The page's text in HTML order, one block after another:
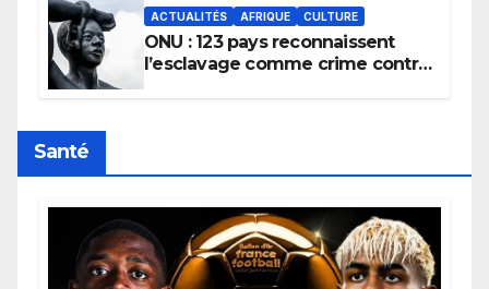
ACTUALITÉS AFRIQUE CULTURE
ONU : 123 pays reconnaissent
l’esclavage comme crime contre
Santé